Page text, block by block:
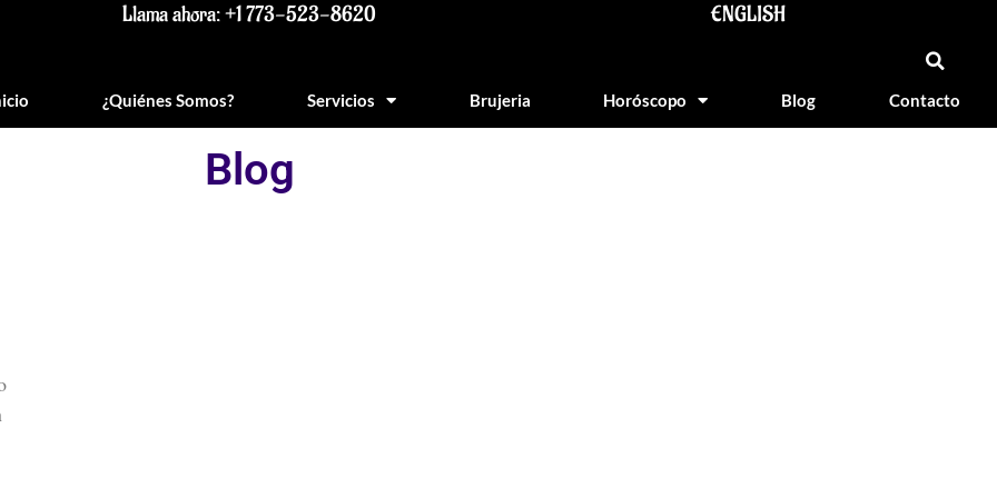
Llama ahora: +1 773-523-8620 ENGLISH
¿Quiénes Somos? Servicios Brujeria Horóscopo Blog Contacto
Blog